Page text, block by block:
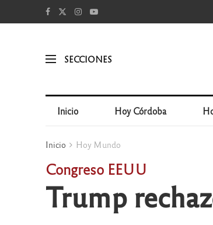
SECCIONES
Inicio Hoy Córdoba
Inicio Hoy Mundo
Congreso EEUU
Trump